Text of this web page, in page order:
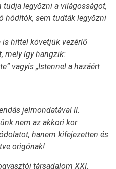
legyőzni a világosságot,
hódítók, sem tudták legyőzni
hittel követjük vezérlő
mely így hangzik:
vagyis „Istennel a hazáért
jelmondatával II.
nem az akkori kor
hanem kifejezetten és
origónak!
társadalom XXI.